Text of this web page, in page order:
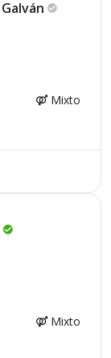
Galván
Mixto
Mixto